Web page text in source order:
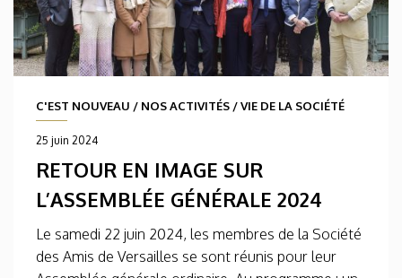
C'EST NOUVEAU / NOS ACTIVITÉS /VIE DE LA SOCIÉTÉ
25 juin 2024
RETOUR EN IMAGE SUR
L’ASSEMBLÉE GÉNÉRALE 2024
Le samedi 22 juin 2024, les membres de la Société
des Amis de Versailles se sont réunis pour leur